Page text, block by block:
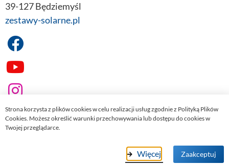
39-127 Będziemyśl
zestawy-solarne.pl
. Wszelkie prawa zastrzeżone.
Strona korzysta z plików cookies w celu realizacji usług zgodnie z Polityką Plików
Cookies. Możesz określić warunki przechowywania lub dostępu do cookies w
Twojej przeglądarce.
Więcej Zaakceptuj